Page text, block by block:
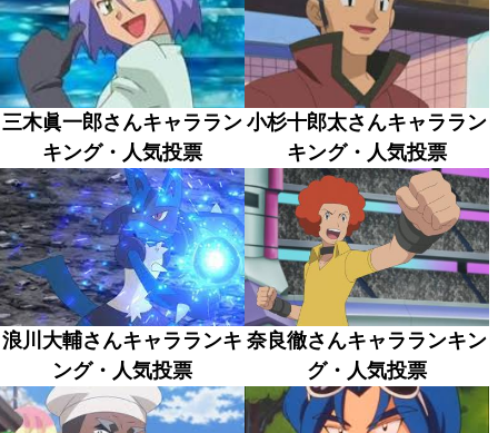
三木眞一郎さんキャララン
キング・人気投票
小杉十郎太さんキャララン
キング・人気投票
浪川大輔さんキャラランキ
ング・人気投票
奈良徹さんキャラランキン
グ・人気投票